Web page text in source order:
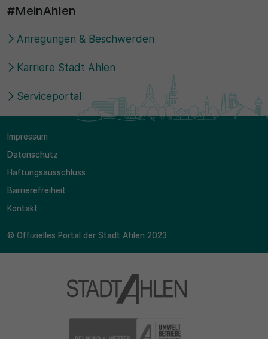
#MeinAhlen
Anregungen & Beschwerden
Karriere Stadt Ahlen
Serviceportal
Impressum
Datenschutz
Haftungsausschluss
Barrierefreiheit
Kontakt
© Offizielles Portal der Stadt Ahlen 2023